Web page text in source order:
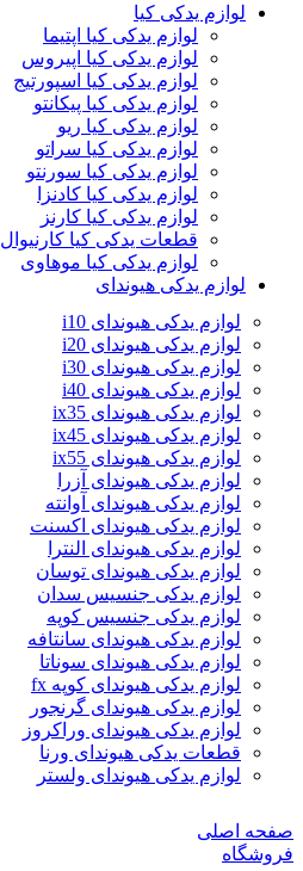
لوازم یدکی کیا
لوازم یدکی کیا اپتیما
لوازم یدکی کیا اپیروس
لوازم یدکی کیا اسپورتیج
لوازم یدکی کیا پیکانتو
لوازم یدکی کیا ریو
لوازم یدکی کیا سراتو
لوازم یدکی کیا سورنتو
لوازم یدکی کیا کادنزا
لوازم یدکی کیا کارنز
قطعات یدکی کیا کارنیوال
لوازم یدکی کیا موهاوی
لوازم یدکی هیوندای
لوازم یدکی هیوندای i10
لوازم یدکی هیوندای i20
لوازم یدکی هیوندای i30
لوازم یدکی هیوندای i40
لوازم یدکی هیوندای ix35
لوازم یدکی هیوندای ix45
لوازم یدکی هیوندای ix55
لوازم یدکی هیوندای آزرا
لوازم یدکی هیوندای آوانته
لوازم یدکی هیوندای اکسنت
لوازم یدکی هیوندای النترا
لوازم یدکی هیوندای توسان
لوازم یدکی جنسیس سدان
لوازم یدکی جنسیس کوپه
لوازم یدکی هیوندای سانتافه
لوازم یدکی هیوندای سوناتا
لوازم یدکی هیوندای کوپه fx
لوازم یدکی هیوندای گرنجور
لوازم یدکی هیوندای وراکروز
قطعات یدکی هیوندای ورنا
لوازم یدکی هیوندای ولستر
صفحه اصلی
فروشگاه